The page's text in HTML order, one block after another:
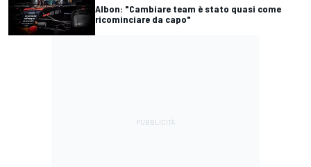
Albon: "Cambiare team è stato quasi come
ricominciare da capo"